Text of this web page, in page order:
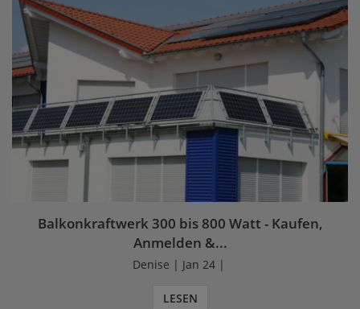
Balkonkraftwerk 300 bis 800 Watt - Kaufen,
Anmelden &...
Denise | Jan 24 |
LESEN